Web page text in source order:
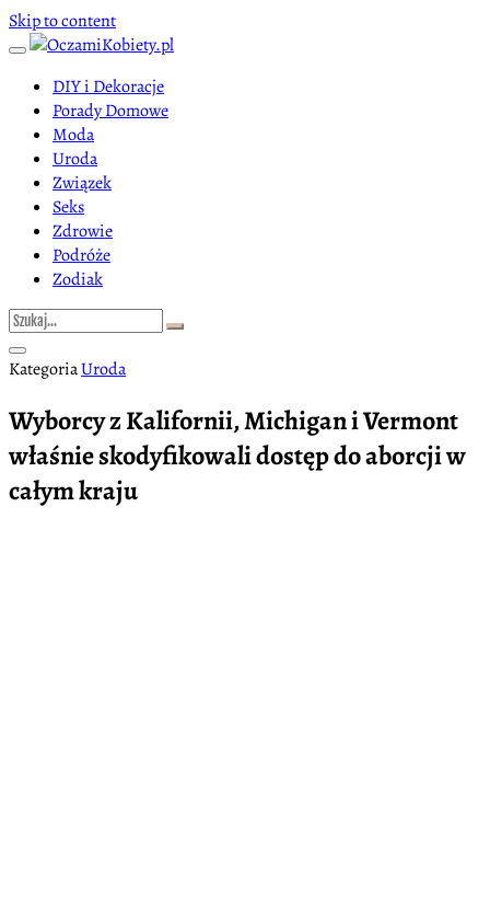
Skip to content
DIY i Dekoracje
Porady Domowe
Moda
Uroda
Związek
Seks
Zdrowie
Podróże
Zodiak
KategoriaUroda
Wyborcy z Kalifornii, Michigan i Vermont
właśnie skodyfikowali dostęp do aborcji w
całym kraju